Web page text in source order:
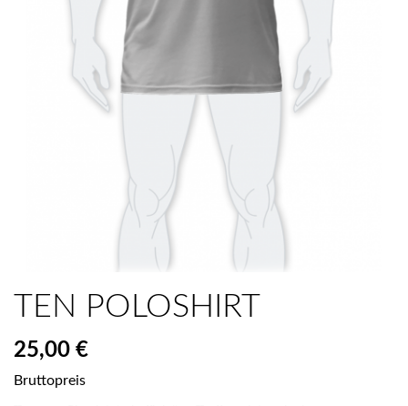
TEN POLOSHIRT
25,00 €
Bruttopreis